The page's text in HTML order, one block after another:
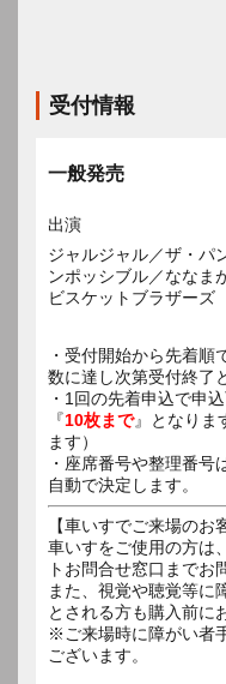
受付情報
一般発売
出演
ジャルジャル／ザ・パ
ンポッシブル／ななま
ビスケットブラザーズ
・受付開始から先着順
数に達し次第受付終了
・1回の先着申込で申
『10枚まで』となりま
ます）
・座席番号や整理番号
自動で決定します。
【車いすでご来場のお
車いすをご使用の方は
トお問合せ窓口までお
また、視覚や聴覚等に
とされる方も購入前に
※ご来場時に障がい者
ございます。